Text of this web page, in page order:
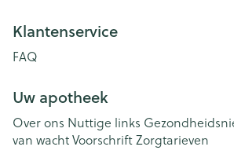
Klantenservice
FAQ
Uw apotheek
Over ons Nuttige links
van wachtVoorschriftZorgtarieven